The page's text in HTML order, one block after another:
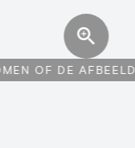
OF DE